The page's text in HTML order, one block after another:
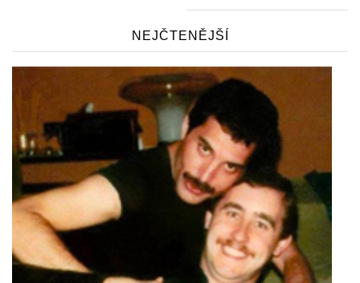
NEJČTENĚJŠÍ